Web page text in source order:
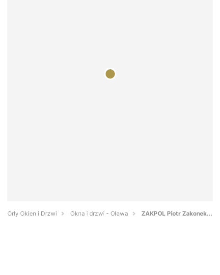
Orły Okien i Drzwi Okna i drzwi - Oława ZAKPOL Piotr Zakonek...